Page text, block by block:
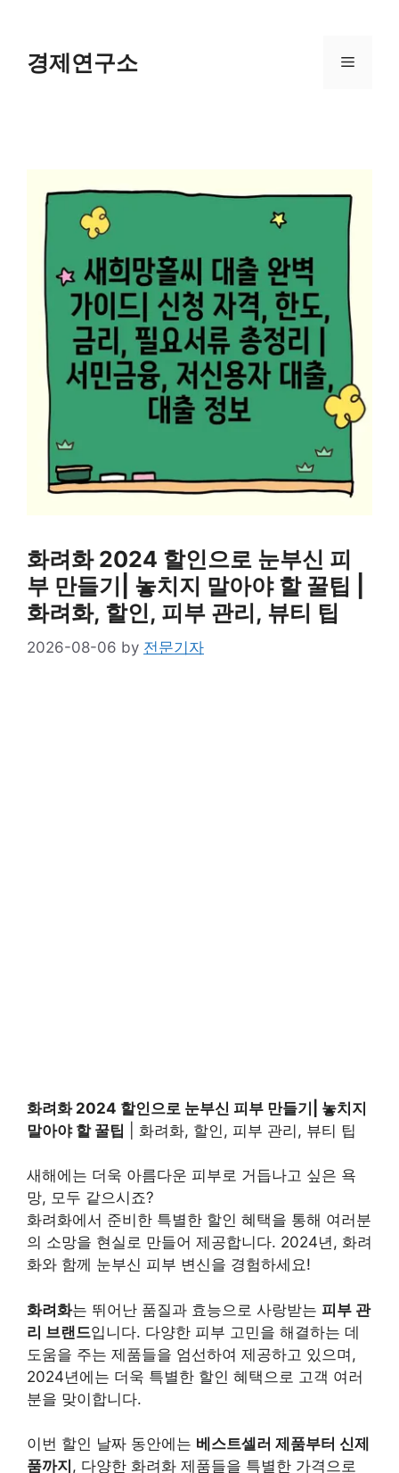
content경제연구소 Menu
화려화 2024 할인으로 눈부신 피
부 만들기| 놓치지 말아야 할 꿀팁 |
화려화, 할인, 피부 관리, 뷰티 팁
2026-08-06 by 전문기자
화려화 2024 할인으로 눈부신 피부 만들기| 놓치지
말아야 할 꿀팁 | 화려화, 할인, 피부 관리, 뷰티 팁
새해에는 더욱 아름다운 피부로 거듭나고 싶은 욕
망, 모두 같으시죠?
화려화에서 준비한 특별한 할인 혜택을 통해 여러분
의 소망을 현실로 만들어 제공합니다. 2024년, 화려
화와 함께 눈부신 피부 변신을 경험하세요!
화려화는 뛰어난 품질과 효능으로 사랑받는 피부 관
리 브랜드입니다. 다양한 피부 고민을 해결하는 데
도움을 주는 제품들을 엄선하여 제공하고 있으며,
2024년에는 더욱 특별한 할인 혜택으로 고객 여러
분을 맞이합니다.
이번 할인 날짜 동안에는 베스트셀러 제품부터 신제
품까지 , 다양한 화려화 제품들을 특별한 가격으로